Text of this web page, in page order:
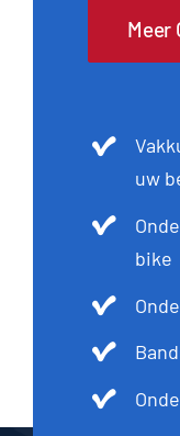
Meer
uw
bike